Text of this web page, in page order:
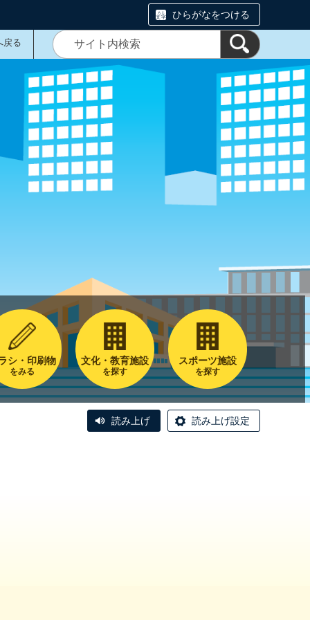
ひらがなをつける
戻る
シ・印刷物
をみる
文化・教育施設
を探す
スポーツ施設
を探す
読み上げ 読み上げ設定